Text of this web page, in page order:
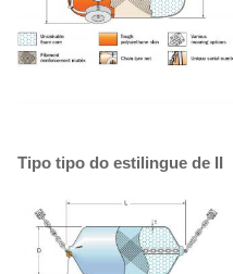
Tipo tipo do estilingue de II